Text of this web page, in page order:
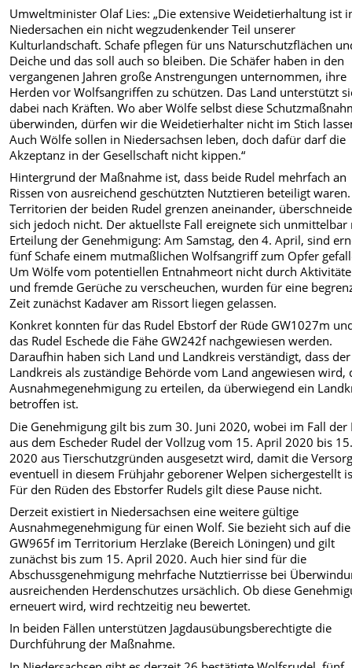
Umweltminister Olaf Lies: „Die extensive Weidetierhaltung ist
Niedersachen ein nicht wegzudenkender Teil unserer
Kulturlandschaft. Schafe pflegen für uns Naturschutzflächen
Deiche und das soll auch so bleiben. Die Schäfer haben in den
vergangenen Jahren große Anstrengungen unternommen, ihre
Herden vor Wolfsangriffen zu schützen. Das Land unterstützt
dabei nach Kräften. Wo aber Wölfe selbst diese
überwinden, dürfen wir die Weidetierhalter nicht im Stich
Auch Wölfe sollen in Niedersachsen leben, doch dafür darf die
Akzeptanz in der Gesellschaft nicht kippen.“
Hintergrund der Maßnahme ist, dass beide Rudel mehrfach an
Rissen von ausreichend geschützten Nutztieren beteiligt
Territorien der beiden Rudel grenzen aneinander,
sich jedoch nicht. Der aktuellste Fall ereignete sich unmittelbar
Erteilung der Genehmigung: Am Samstag, den 4. April, sind
fünf Schafe einem mutmaßlichen Wolfsangriff zum Opfer
Um Wölfe vom potentiellen Entnahmeort nicht durch
und fremde Gerüche zu verscheuchen, wurden für eine
Zeit zunächst Kadaver am Rissort liegen gelassen.
Konkret konnten für das Rudel Ebstorf der Rüde GW1027m
das Rudel Eschede die Fähe GW242f nachgewiesen werden.
Daraufhin haben sich Land und Landkreis verständigt, dass der
Landkreis als zuständige Behörde vom Land angewiesen wird,
Ausnahmegenehmigung zu erteilen, da überwiegend ein
betroffen ist.
Die Genehmigung gilt bis zum 30. Juni 2020, wobei im Fall der
aus dem Escheder Rudel der Vollzug vom 15. April 2020 bis
2020 aus Tierschutzgründen ausgesetzt wird, damit die
eventuell in diesem Frühjahr geborener Welpen sichergestellt
Für den Rüden des Ebstorfer Rudels gilt diese Pause nicht.
Derzeit existiert in Niedersachsen eine weitere gültige
Ausnahmegenehmigung für einen Wolf. Sie bezieht sich auf
GW965f im Territorium Herzlake (Bereich Löningen) und gilt
zunächst bis zum 15. April 2020. Auch hier sind für die
Abschussgenehmigung mehrfache Nutztierrisse bei
ausreichenden Herdenschutzes ursächlich. Ob diese
erneuert wird, wird rechtzeitig neu bewertet.
In beiden Fällen unterstützen Jagdausübungsberechtigte die
Durchführung der Maßnahme.